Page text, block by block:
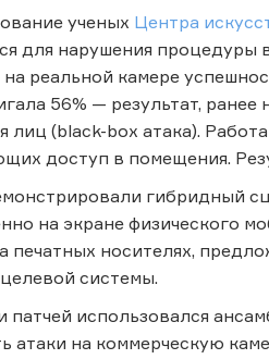
ученых Центра
для нарушения процедуры
реальной камере
56% — результат,
лиц (black-box атака).
доступ в помещения.
гибридный
на экране физического
печатных носителях,
системы.
патчей использовался
атаки на коммерческую